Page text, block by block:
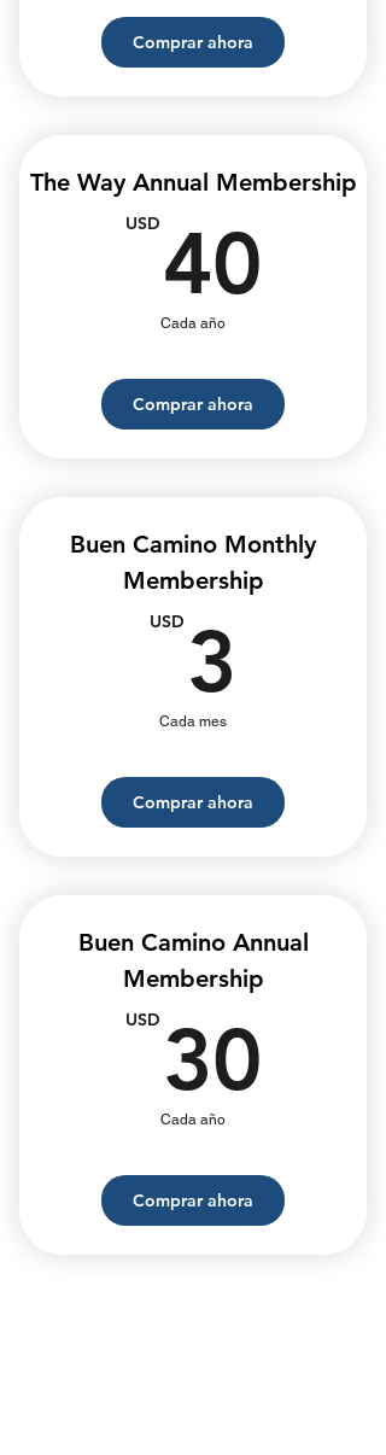
Comprar ahora
The Way Annual Membership
USD 40
Cada año
Comprar ahora
Buen Camino Monthly
Membership
USD 3
Cada mes
Comprar ahora
Buen Camino Annual
Membership
USD 30
Cada año
Comprar ahora